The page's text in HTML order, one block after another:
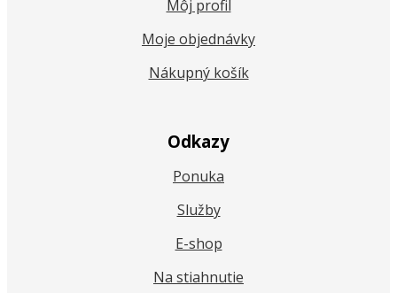
Môj profil
Moje objednávky
Nákupný košík
Odkazy
Ponuka
Služby
E-shop
Na stiahnutie